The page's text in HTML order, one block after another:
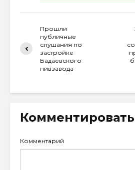
Прошли
публичные
слушания по
застройке
Бадаевского
пивзавода
Комментировать
Комментарий